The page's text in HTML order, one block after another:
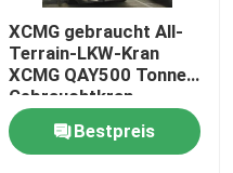
XCMG gebraucht All-
Terrain-LKW-Kran
XCMG QAY500 Tonne
Gebrauchtkran
Bestpreis